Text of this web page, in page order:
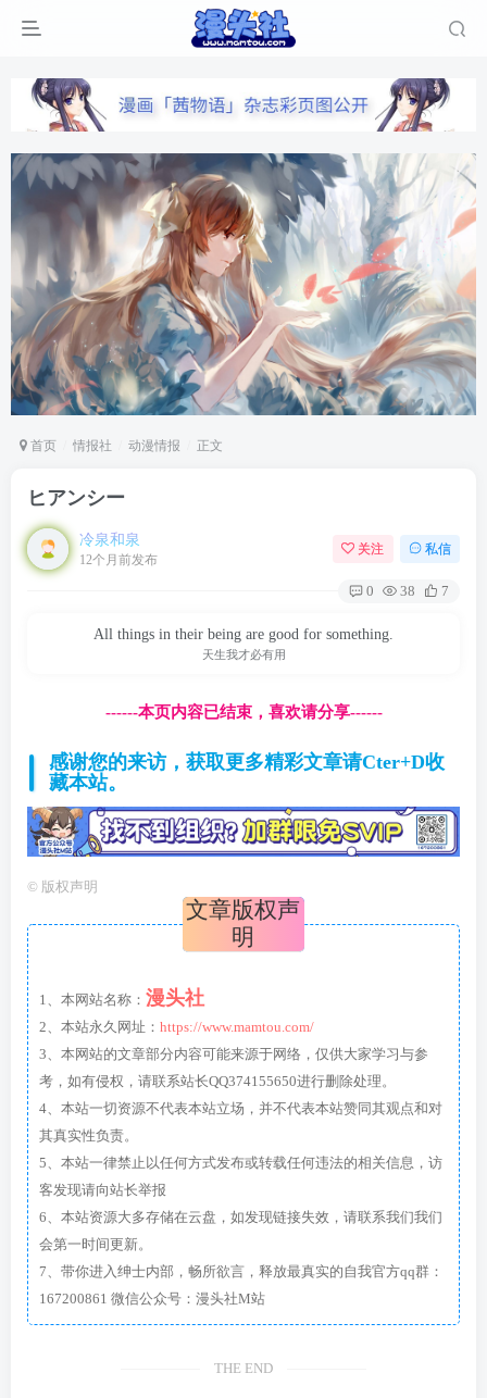
首页 情报社 动漫情报 正文
ヒアンシー
冷泉和泉
12个月前发布
关注 私信
0 38 7
All things in their being are good for something.
天生我才必有用
------本页内容已结束，喜欢请分享------
感谢您的来访，获取更多精彩文章请Cter+D收
藏本站。
© 版权声明
文章版权声
明
1、本网站名称： 漫头社
2、本站永久网址： https://www.mamtou.com/
3、本网站的文章部分内容可能来源于网络，仅供大家学习与参
考，如有侵权，请联系站长QQ374155650进行删除处理。
4、本站一切资源不代表本站立场，并不代表本站赞同其观点和对
其真实性负责。
5、本站一律禁止以任何方式发布或转载任何违法的相关信息，访
客发现请向站长举报
6、本站资源大多存储在云盘，如发现链接失效，请联系我们我们
会第一时间更新。
7、带你进入绅士内部，畅所欲言，释放最真实的自我官方qq群：
167200861 微信公众号：漫头社M站
THE END